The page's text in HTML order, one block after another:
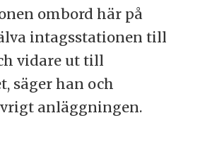
ombord här på
intagsstationen till
vidare ut till
säger han och
anläggningen.